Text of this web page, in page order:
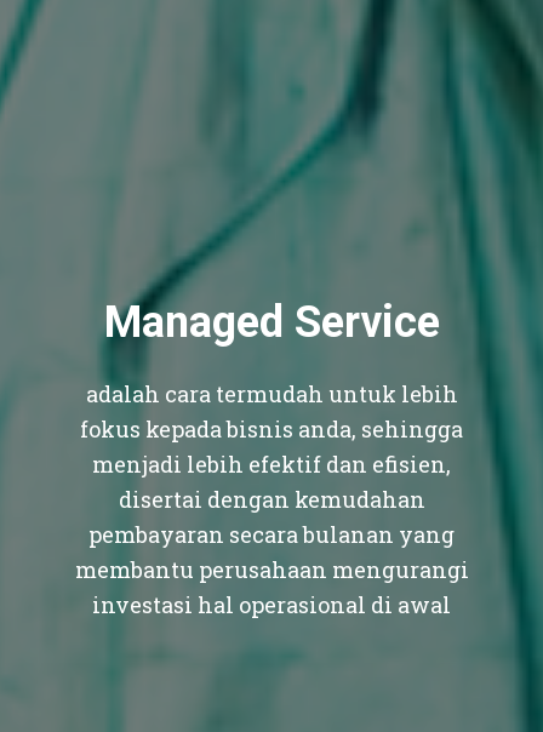
Managed Service
adalah cara termudah untuk lebih
fokus kepada bisnis anda, sehingga
menjadi lebih efektif dan efisien,
disertai dengan kemudahan
pembayaran secara bulanan yang
membantu perusahaan mengurangi
investasi hal operasional di awal